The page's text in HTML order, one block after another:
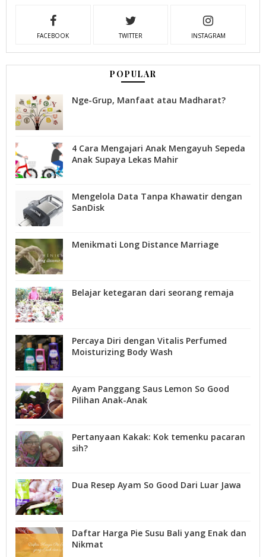
FACEBOOK TWITTER INSTAGRAM
POPULAR
Nge-Grup, Manfaat atau Madharat?
4 Cara Mengajari Anak Mengayuh Sepeda
Anak Supaya Lekas Mahir
Mengelola Data Tanpa Khawatir dengan
SanDisk
Menikmati Long Distance Marriage
Belajar ketegaran dari seorang remaja
Percaya Diri dengan Vitalis Perfumed
Moisturizing Body Wash
Ayam Panggang Saus Lemon So Good
Pilihan Anak-Anak
Pertanyaan Kakak: Kok temenku pacaran
sih?
Dua Resep Ayam So Good Dari Luar Jawa
Daftar Harga Pie Susu Bali yang Enak dan
Nikmat